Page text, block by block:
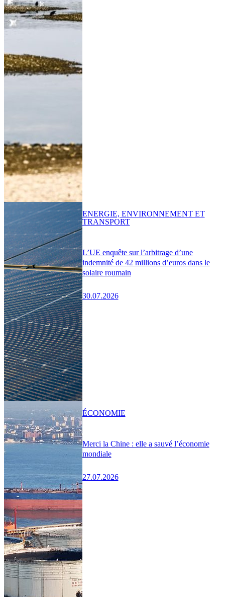
L’UE enquête sur l’arbitrage d’une
indemnité de 42 millions d’euros dans le
solaire roumain
30.07.2026
ENERGIE, ENVIRONNEMENT ET
TRANSPORT
Merci la Chine : elle a sauvé l’économie
mondiale
27.07.2026
ÉCONOMIE